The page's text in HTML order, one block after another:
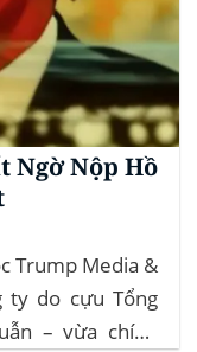
Ngờ Nộp Hồ
Trump Media &
ty do cựu Tổng
– vừa chính